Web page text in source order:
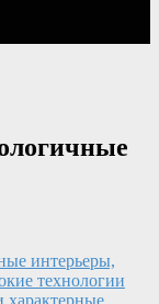
интерьеры,
технологии
характерные